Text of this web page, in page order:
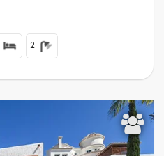
vom Strand von Moraira
2